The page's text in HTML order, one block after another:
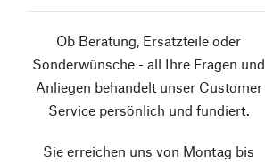
Ob Beratung, Ersatzteile oder
Sonderwünsche - all Ihre Fragen und
Anliegen behandelt unser Customer
Service persönlich und fundiert.
Sie erreichen uns von Montag bis